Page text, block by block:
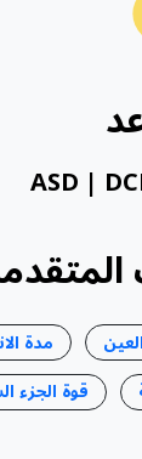
ASD |
مدة
قوة الجزء